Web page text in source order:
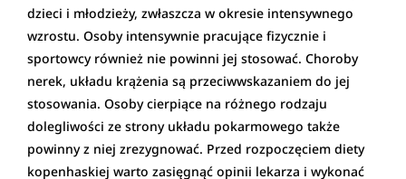
dzieci i młodzieży, zwłaszcza w okresie intensywnego
wzrostu. Osoby intensywnie pracujące fizycznie i
sportowcy również nie powinni jej stosować. Choroby
nerek, układu krążenia są przeciwwskazaniem do jej
stosowania. Osoby cierpiące na różnego rodzaju
dolegliwości ze strony układu pokarmowego także
powinny z niej zrezygnować. Przed rozpoczęciem diety
kopenhaskiej warto zasięgnąć opinii lekarza i wykonać